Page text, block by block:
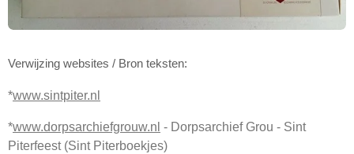
Verwijzing websites / Bron teksten:
*www.sintpiter.nl
*www.dorpsarchiefgrouw.nl - Dorpsarchief Grou - Sint
Piterfeest (Sint Piterboekjes)